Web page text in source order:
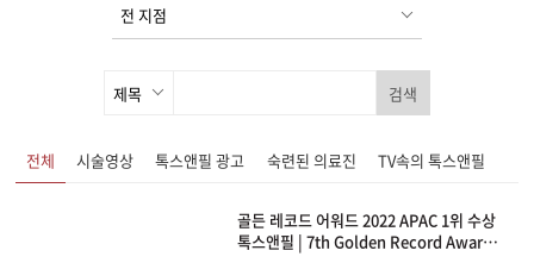
검색
전체 시술영상 톡스앤필 광고 숙련된 의료진 TV속의 톡스앤필
골든 레코드 어워드 2022 APAC 1위 수상
톡스앤필 | 7th Golden Record Award